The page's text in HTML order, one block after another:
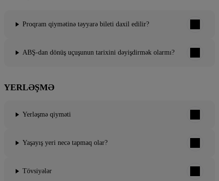
Proqram qiymətinə təyyarə bileti daxil edilir?
ABŞ-dan dönüş uçuşunun tarixini dəyişdirmək olarmı?
YERLƏŞMƏ
Yerləşmə qiyməti
Yaşayış yeri necə tapmaq olar?
Tövsiyələr